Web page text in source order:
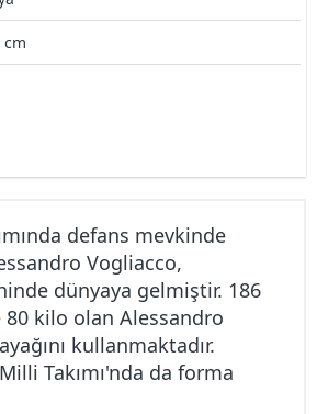
cm
defans mevkinde
Vogliacco,
dünyaya gelmiştir. 186
kilo olan Alessandro
kullanmaktadır.
Takımı'nda da forma